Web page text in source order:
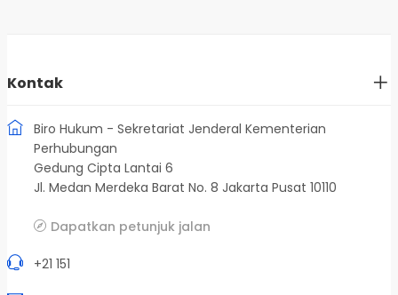
Kontak
Biro Hukum - Sekretariat Jenderal Kementerian
Perhubungan
Gedung Cipta Lantai 6
Jl. Medan Merdeka Barat No. 8 Jakarta Pusat 10110
Dapatkan petunjuk jalan
+21 151